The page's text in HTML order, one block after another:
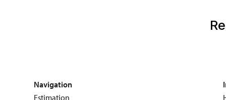
Navigation
Estimation